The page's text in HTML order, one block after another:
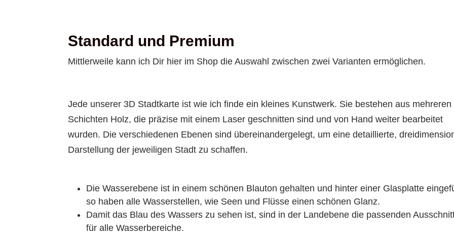
Standard und Premium
Mittlerweile kann ich Dir hier im Shop die Auswahl zwischen zwei Varianten ermöglichen.
Jede unserer 3D Stadtkarte ist wie ich finde ein kleines Kunstwerk. Sie bestehen aus mehreren
Schichten Holz, die präzise mit einem Laser geschnitten sind und von Hand weiter bearbeitet
wurden. Die verschiedenen Ebenen sind übereinandergelegt, um eine detaillierte,
Darstellung der jeweiligen Stadt zu schaffen.
Die Wasserebene ist in einem schönen Blauton gehalten und hinter einer Glasplatte
so haben alle Wasserstellen, wie Seen und Flüsse einen schönen Glanz.
Damit das Blau des Wassers zu sehen ist, sind in der Landebene die passenden
für alle Wasserbereiche.